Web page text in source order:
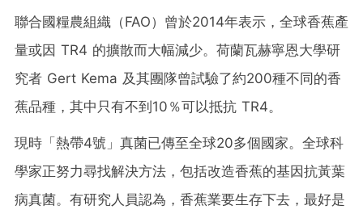
聯合國糧農組織（FAO）曾於2014年表示，全球香蕉產
量或因 TR4 的擴散而大幅減少。荷蘭瓦赫寧恩大學研
究者 Gert Kema 及其團隊曾試驗了約200種不同的香
蕉品種，其中只有不到10％可以抵抗 TR4。
現時「熱帶4號」真菌已傳至全球20多個國家。全球科
學家正努力尋找解決方法，包括改造香蕉的基因抗黃葉
病真菌。有研究人員認為，香蕉業要生存下去，最好是